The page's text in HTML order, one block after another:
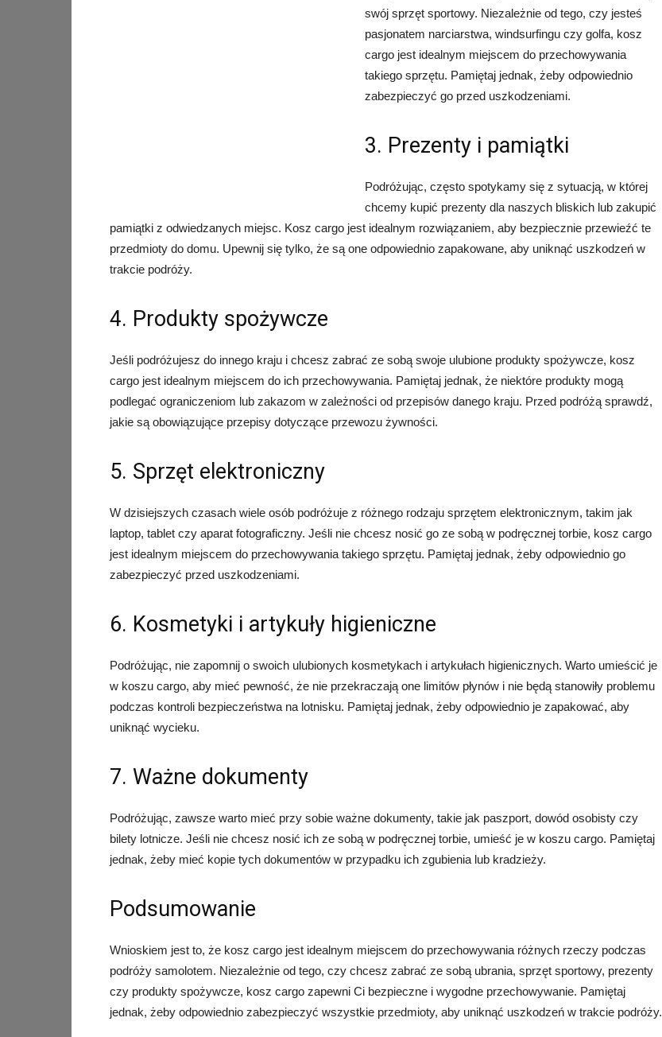
swój sprzęt sportowy. Niezależnie od tego, czy jesteś
pasjonatem narciarstwa, windsurfingu czy golfa, kosz
cargo jest idealnym miejscem do przechowywania
takiego sprzętu. Pamiętaj jednak, żeby odpowiednio
zabezpieczyć go przed uszkodzeniami.
3. Prezenty i pamiątki
Podróżując, często spotykamy się z sytuacją, w której
chcemy kupić prezenty dla naszych bliskich lub zakupić
pamiątki z odwiedzanych miejsc. Kosz cargo jest idealnym rozwiązaniem, aby bezpiecznie przewieźć te
przedmioty do domu. Upewnij się tylko, że są one odpowiednio zapakowane, aby uniknąć uszkodzeń w
trakcie podróży.
4. Produkty spożywcze
Jeśli podróżujesz do innego kraju i chcesz zabrać ze sobą swoje ulubione produkty spożywcze, kosz
cargo jest idealnym miejscem do ich przechowywania. Pamiętaj jednak, że niektóre produkty mogą
podlegać ograniczeniom lub zakazom w zależności od przepisów danego kraju. Przed podróżą sprawdź,
jakie są obowiązujące przepisy dotyczące przewozu żywności.
5. Sprzęt elektroniczny
W dzisiejszych czasach wiele osób podróżuje z różnego rodzaju sprzętem elektronicznym, takim jak
laptop, tablet czy aparat fotograficzny. Jeśli nie chcesz nosić go ze sobą w podręcznej torbie, kosz cargo
jest idealnym miejscem do przechowywania takiego sprzętu. Pamiętaj jednak, żeby odpowiednio go
zabezpieczyć przed uszkodzeniami.
6. Kosmetyki i artykuły higieniczne
Podróżując, nie zapomnij o swoich ulubionych kosmetykach i artykułach higienicznych. Warto umieścić je
w koszu cargo, aby mieć pewność, że nie przekraczają one limitów płynów i nie będą stanowiły problemu
podczas kontroli bezpieczeństwa na lotnisku. Pamiętaj jednak, żeby odpowiednio je zapakować, aby
uniknąć wycieku.
7. Ważne dokumenty
Podróżując, zawsze warto mieć przy sobie ważne dokumenty, takie jak paszport, dowód osobisty czy
bilety lotnicze. Jeśli nie chcesz nosić ich ze sobą w podręcznej torbie, umieść je w koszu cargo. Pamiętaj
jednak, żeby mieć kopie tych dokumentów w przypadku ich zgubienia lub kradzieży.
Podsumowanie
Wnioskiem jest to, że kosz cargo jest idealnym miejscem do przechowywania różnych rzeczy podczas
podróży samolotem. Niezależnie od tego, czy chcesz zabrać ze sobą ubrania, sprzęt sportowy, prezenty
czy produkty spożywcze, kosz cargo zapewni Ci bezpieczne i wygodne przechowywanie. Pamiętaj
jednak, żeby odpowiednio zabezpieczyć wszystkie przedmioty, aby uniknąć uszkodzeń w trakcie podróży.